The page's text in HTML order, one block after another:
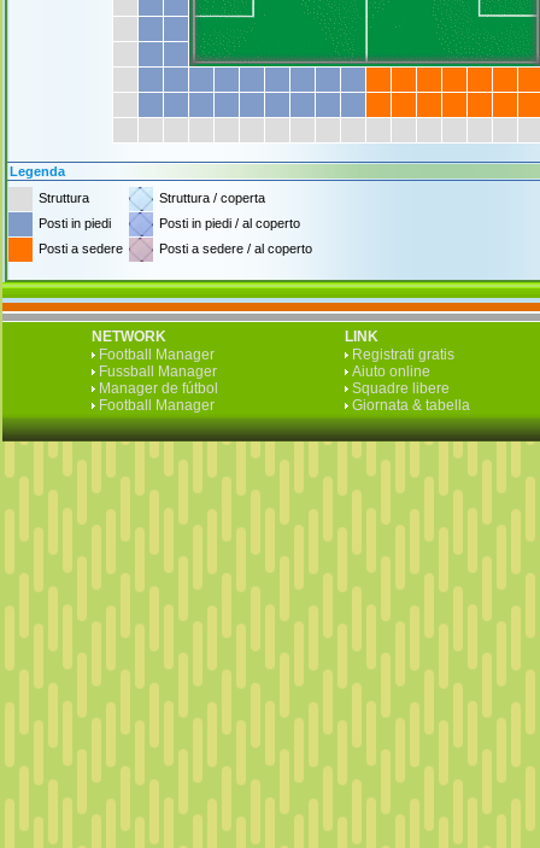
Legenda
Struttura
Struttura / coperta
Posti in piedi
Posti in piedi / al coperto
Posti a sedere
Posti a sedere / al coperto
NETWORK
Football Manager
Fussball Manager
Manager de fútbol
Football Manager
LINK
Registrati gratis
Aiuto online
Squadre libere
Giornata & tabella